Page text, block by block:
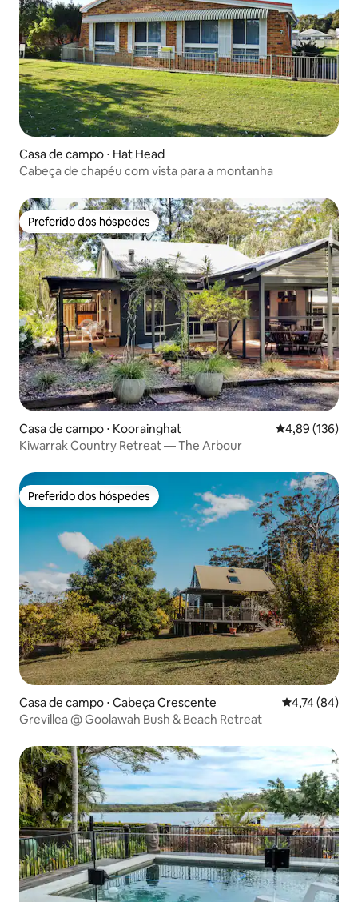
Casa de campo ⋅ Hat Head
Cabeça de chapéu com vista para a montanha
Preferido dos hóspedes
Preferido dos hóspedes
Casa de campo ⋅ Koorainghat 4,89 de uma
4,89 (136)
Kiwarrak Country Retreat — The Arbour
Preferido dos hóspedes
Preferido dos hóspedes
Casa de campo ⋅ Cabeça Crescente 4,74 de uma
4,74 (84)
Grevillea @ Goolawah Bush & Beach Retreat